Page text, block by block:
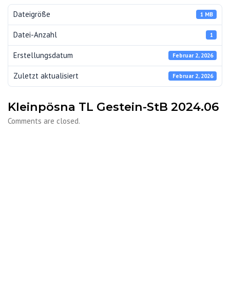
Dateigröße 1 MB
Datei-Anzahl 1
Erstellungsdatum Februar 2, 2026
Zuletzt aktualisiert Februar 2, 2026
Kleinpösna TL Gestein-StB 2024.06
Comments are closed.